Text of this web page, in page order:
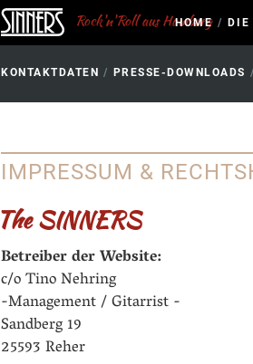
Rock'n'Roll aus Hamburg
HOME / DIE
KONTAKTDATEN / PRESSE-DOWNLOADS /
IMPRESSUM &
The SINNERS
Betreiber der Website:
c/o Tino Nehring
-Management / Gitarrist -
Sandberg 19
25593 Reher